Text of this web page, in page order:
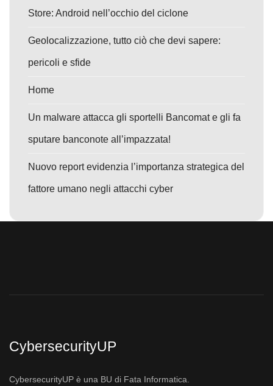
Store: Android nell’occhio del ciclone
Geolocalizzazione, tutto ciò che devi sapere:
pericoli e sfide
Home
Un malware attacca gli sportelli Bancomat e gli fa
sputare banconote all’impazzata!
Nuovo report evidenzia l’importanza strategica del
fattore umano negli attacchi cyber
CybersecurityUP
CybersecurityUP è una BU di Fata Informatica.